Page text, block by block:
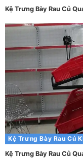
Kệ Trưng Bày Rau Củ
Kệ Trưng Bày Rau Củ
Kệ Trưng Bày Rau Củ